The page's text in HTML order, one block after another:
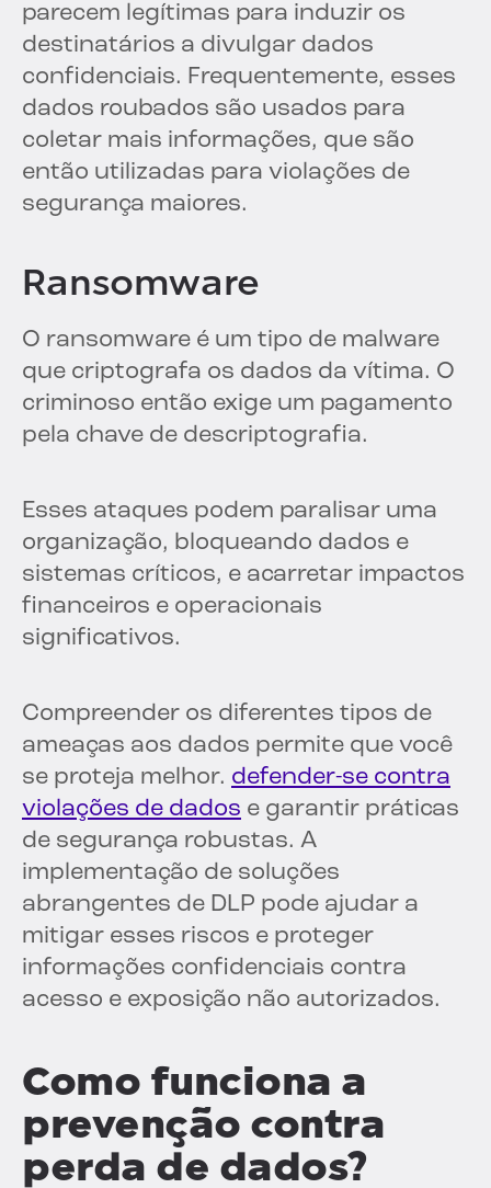
parecem legítimas para induzir os
destinatários a divulgar dados
confidenciais. Frequentemente, esses
dados roubados são usados para
coletar mais informações, que são
então utilizadas para violações de
segurança maiores.
Ransomware
O ransomware é um tipo de malware
que criptografa os dados da vítima. O
criminoso então exige um pagamento
pela chave de descriptografia.
Esses ataques podem paralisar uma
organização, bloqueando dados e
sistemas críticos, e acarretar impactos
financeiros e operacionais
significativos.
Compreender os diferentes tipos de
ameaças aos dados permite que você
se proteja melhor. defender-se contra
violações de dados e garantir práticas
de segurança robustas. A
implementação de soluções
abrangentes de DLP pode ajudar a
mitigar esses riscos e proteger
informações confidenciais contra
acesso e exposição não autorizados.
Como funciona a
prevenção contra
perda de dados?